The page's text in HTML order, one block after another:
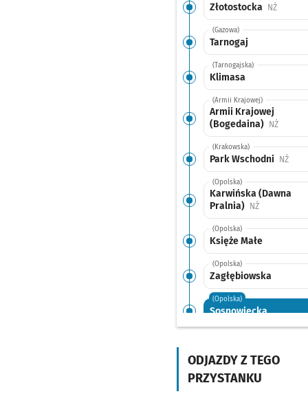
Złotostocka NŻ
(Gazowa)
Tarnogaj
(Tarnogajska)
Klimasa
(Armii Krajowej)
Armii Krajowej
(Bogedaina)
NŻ
(Krakowska)
Park Wschodni NŻ
(Opolska)
Karwińska (Dawna
Pralnia)
NŻPrzystanek
(Opolska)
Księże Małe
(Opolska)
Zagłębiowska
(Opolska)
Sosnowiecka
Zajezdnia Tyska
ODJAZDY Z TEGO
PRZYSTANKU